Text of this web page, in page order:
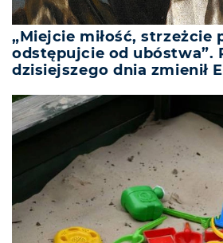
„Miejcie miłość, strzeżcie
odstępujcie od ubóstwa”.
dzisiejszego dnia zmienił